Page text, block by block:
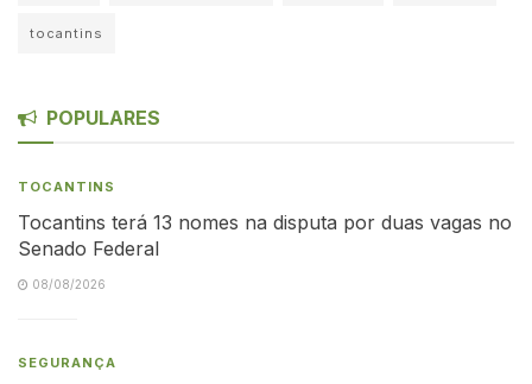
tocantins
POPULARES
TOCANTINS
Tocantins terá 13 nomes na disputa por duas vagas no
Senado Federal
08/08/2026
SEGURANÇA